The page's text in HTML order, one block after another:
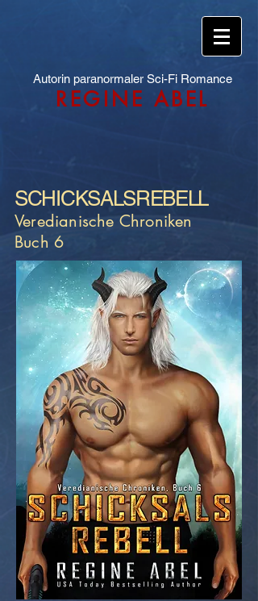
Autorin paranormaler Sci-Fi Romance
REGINE ABEL
SCHICKSALSREBELL
Veredianische Chroniken
Buch 6